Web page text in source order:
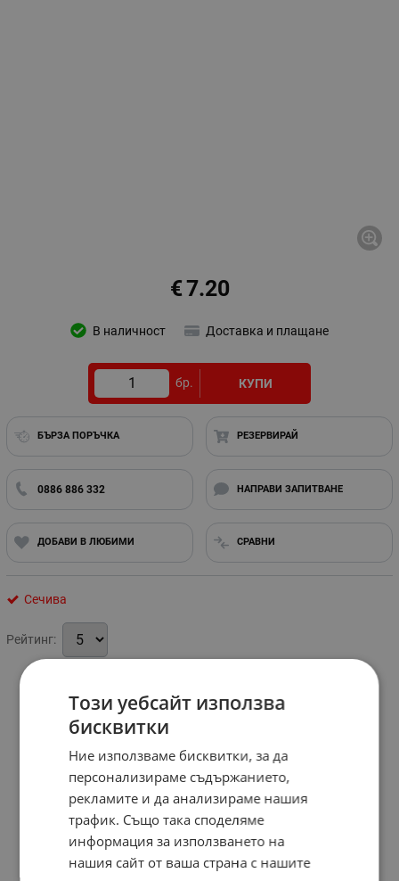
7.20
€
В наличност Доставка и плащане
бр. КУПИ
БЪРЗА ПОРЪЧКА РЕЗЕРВИРАЙ
0886 886 332 НАПРАВИ ЗАПИТВАНЕ
ДОБАВИ В ЛЮБИМИ СРАВНИ
Сечива
Рейтинг:
Този уебсайт използва
бисквитки
Ние използваме бисквитки, за да
персонализираме съдържанието,
рекламите и да анализираме нашия
трафик. Също така споделяме
информация за използването на
нашия сайт от ваша страна с нашите